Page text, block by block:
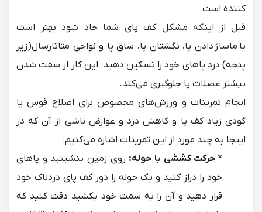
کننده است.
قبل از اینکه مشکل کف پای شما حاد شود بهتر است
با ماساژ دادن پا، نگشتان پا، ساق پا و نواحی متاتارسال(زیر
پنجه) درد پاهای خود را تسکین دهید. این کار از سفت شدن
بیشتر عضلات پا جلوگیری می‌کند.
انجام تمرینات و ورزش‌های مخصوص برای اصلاح قوس یا
گودی زیاد کف پا و کاهش درد و عوارض ناشی از آن که در
اینجا به چند مورد از این تمرینات اشاره می‌کنیم:
* حرکت کششی با حوله: روی زمین بنشینید و پاهای
خود را دراز کنید و یک حوله را دور کف پای دردناک خود
قرار دهید و آن را به سمت خود بکشید دقت کنید که